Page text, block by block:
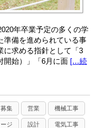
年卒業予定の多くの学
準備を進められている事
に求める指針として「3
開始）」「6月に面 […続
募集 営業 機械工事
ジ 設計 電気工事